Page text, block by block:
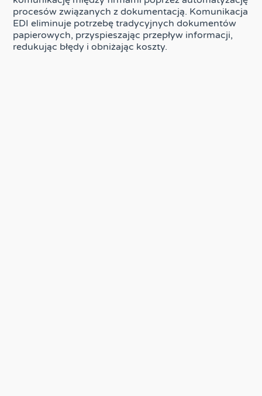
procesów związanych z dokumentacją. Komunikacja
EDI eliminuje potrzebę tradycyjnych dokumentów
papierowych, przyspieszając przepływ informacji,
redukując błędy i obniżając koszty.